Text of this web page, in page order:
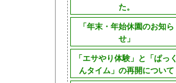
た。
「年末・年始休園のお知ら
せ」
「エサやり体験」と「ぱっく
んタイム」の再開について